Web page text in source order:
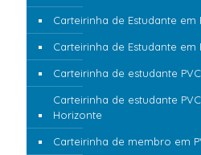
Carteirinha de Estudante em
Carteirinha de Estudante em
Carteirinha de estudante PVC
Carteirinha de estudante
Horizonte
Carteirinha de membro em